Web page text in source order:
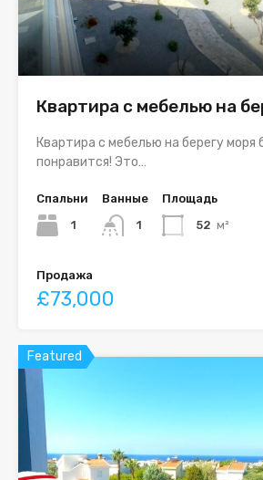
Квартира с мебелью на
Квартира с мебелью на берегу моря
понравится! Это…
Спальни
1
Ванные
1
Площадь
52 м²
Продажа
£73,000
Featured